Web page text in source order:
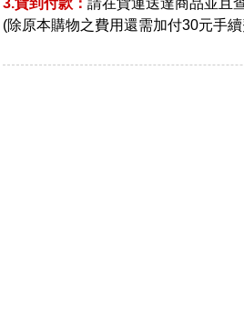
(除原本購物之費用還需加付30元手